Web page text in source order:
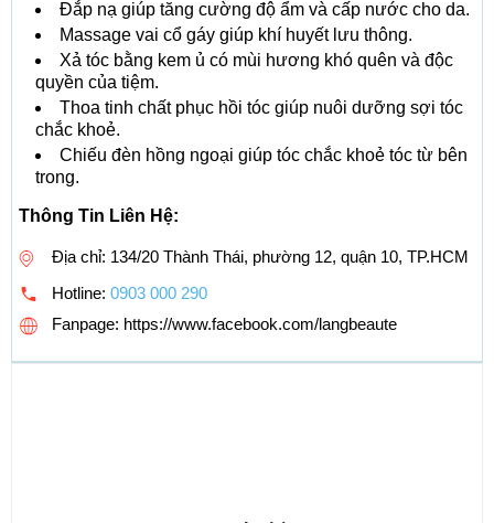
Đắp nạ giúp tăng cường độ ẩm và cấp nước cho da.
Massage vai cổ gáy giúp khí huyết lưu thông.
Xả tóc bằng kem ủ có mùi hương khó quên và độc
quyền của tiệm.
Thoa tinh chất phục hồi tóc giúp nuôi dưỡng sợi tóc
chắc khoẻ.
Chiếu đèn hồng ngoại giúp tóc chắc khoẻ tóc từ bên
trong.
Thông Tin Liên Hệ:
Địa chỉ: 134/20 Thành Thái, phường 12, quận 10, TP.HCM
Hotline: 0903 000 290
Fanpage: https://www.facebook.com/langbeaute